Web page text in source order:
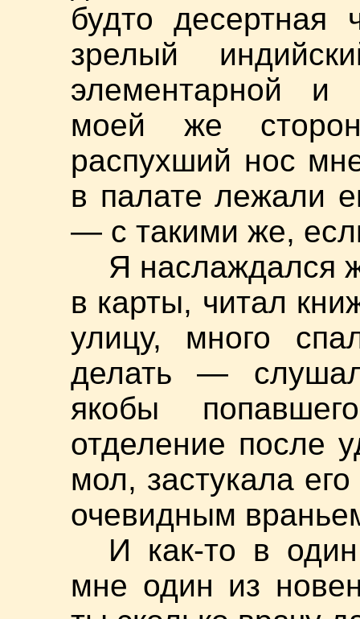
будто десертная
зрелый
элементарной и
моей же
распухший нос
в палате лежали
— с такими же,
Я наслаждался
в карты, читал
улицу, много
делать —
якобы
отделение после
мол, застукала
очевидным
И как-то в
мне один из